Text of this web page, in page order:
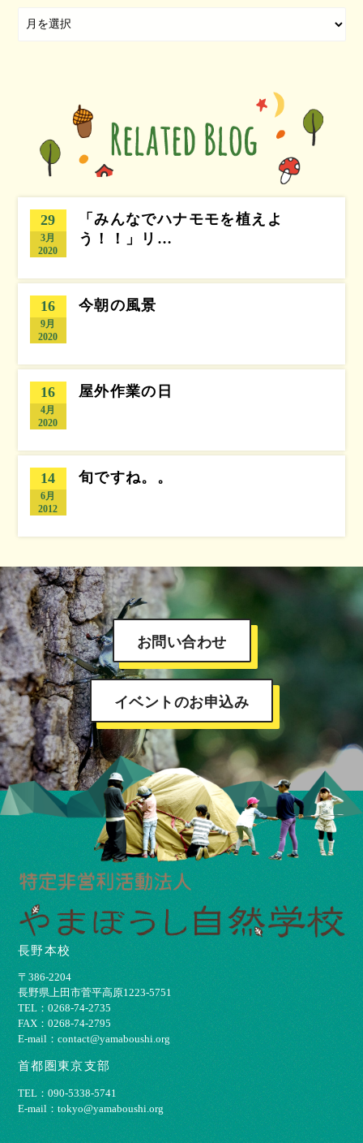
29
3月
2020
「みんなでハナモモを植えよ
う！！」リ…
16
9月
2020
今朝の風景
16
4月
2020
屋外作業の日
14
6月
2012
旬ですね。。
お問い合わせ
イベントのお申込み
長野本校
〒386-2204
⻑野県上⽥市菅平⾼原1223-5751
TEL：0268-74-2735
FAX：0268-74-2795
E-mail：contact@yamaboushi.org
首都圏東京支部
TEL：090-5338-5741
E-mail：tokyo@yamaboushi.org